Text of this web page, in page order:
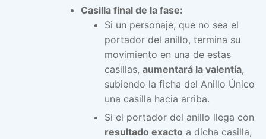
Casilla final de la fase:
Si un personaje, que no sea el
portador del anillo, termina su
movimiento en una de estas
casillas, aumentará la valentía,
subiendo la ficha del Anillo Único
una casilla hacia arriba.
Si el portador del anillo llega con
resultado exacto a dicha casilla,